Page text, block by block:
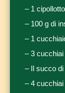
– 1 cipollotto
– 100 g di
– 1
– 3 cucchiai
– Il succo
– 4